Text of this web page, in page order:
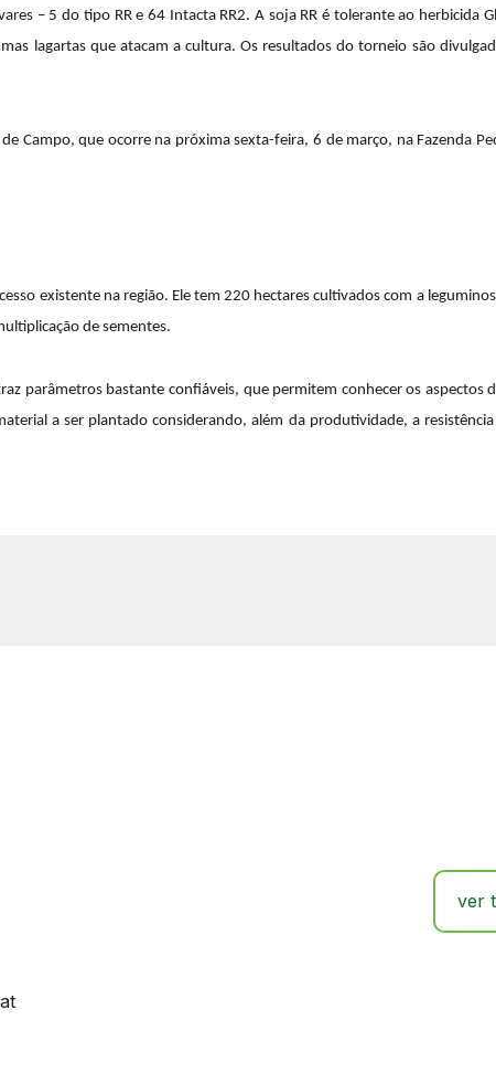
– 5 do tipo RR e 64 Intacta RR2. A soja RR é tolerante ao herbicida
lagartas que atacam a cultura. Os resultados do torneio são
Campo, que ocorre na próxima sexta-feira, 6 de março, na Fazenda
existente na região. Ele tem 220 hectares cultivados com a
de sementes.
parâmetros bastante confiáveis, que permitem conhecer os aspectos
a ser plantado considerando, além da produtividade, a
ver